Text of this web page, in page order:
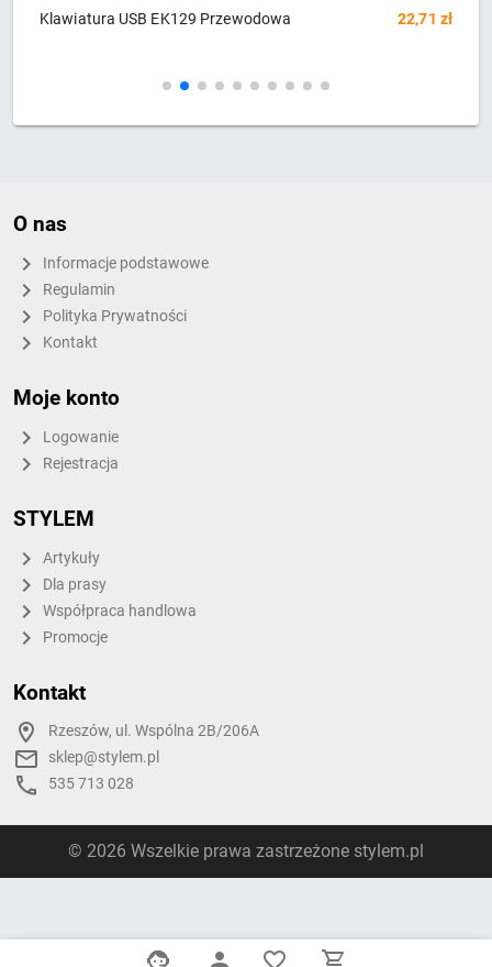
Klawiatura USB Spiro pełnowymiarowa 45,99 zł
O nas
Informacje podstawowe
Regulamin
Polityka Prywatności
Kontakt
Moje konto
Logowanie
Rejestracja
STYLEM
Artykuły
Dla prasy
Współpraca handlowa
Promocje
Kontakt
Rzeszów, ul. Wspólna 2B/206A
sklep@stylem.pl
535 713 028
© 2026 Wszelkie prawa zastrzeżone stylem.pl